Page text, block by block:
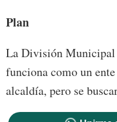
Plan
La División Municipal
funciona como un
alcaldía, pero se